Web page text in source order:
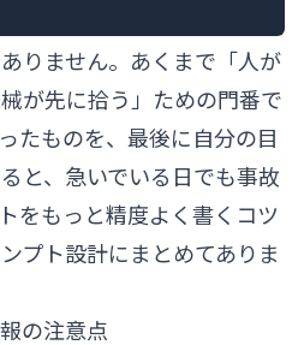
りません。あくまで「人が
が先に拾う」ための門番で
たものを、最後に自分の目
と、急いでいる日でも事故
をもっと精度よく書くコツ
プト設計にまとめてありま
の注意点